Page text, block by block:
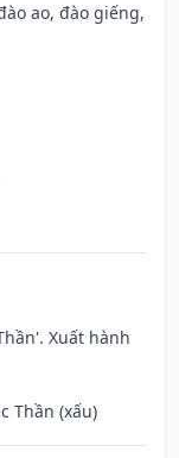
ao, đào giếng,
Xuất hành
Thần (xấu)